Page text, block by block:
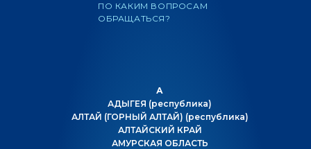
ПО КАКИМ ВОПРОСАМ
ОБРАЩАТЬСЯ?
А
АДЫГЕЯ (республика)
АЛТАЙ (ГОРНЫЙ АЛТАЙ) (республика)
АЛТАЙСКИЙ КРАЙ
АМУРСКАЯ ОБЛАСТЬ